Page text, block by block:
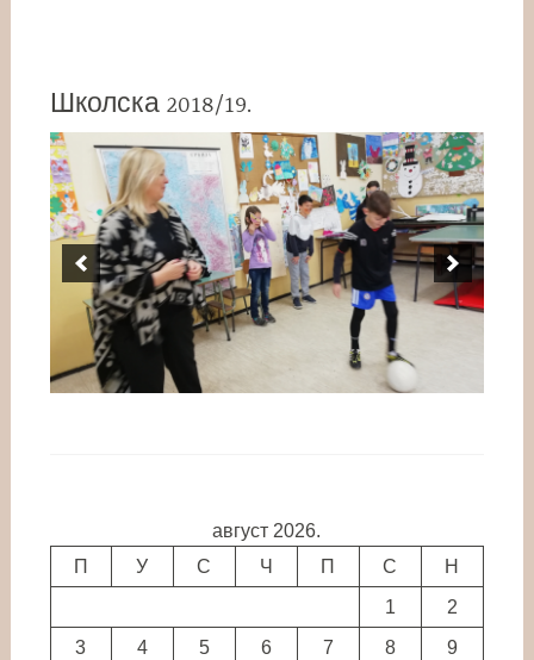
Школска 2018/19.
август 2026.
П
У С Ч П С
Н
1
2
3
4 5 6 7 8
9